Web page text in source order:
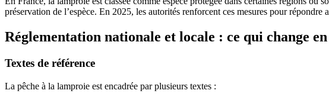
préservation de l’espèce. En 2025, les autorités renforcent ces mesures pour
Réglementation nationale et locale : ce qui change en
Textes de référence
La pêche à la lamproie est encadrée par plusieurs textes :